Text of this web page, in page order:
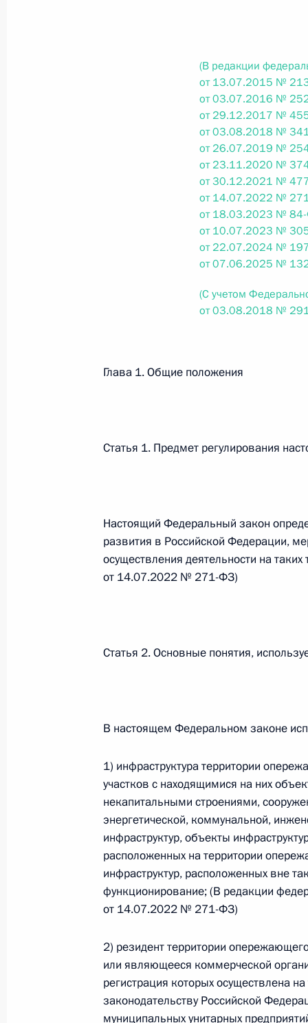
О внесении изменений в статьи 85 и 102
кодекса Российской Федерации
Федеральный закон от
О внесении изменений в Трудовой
О внесении изменений в Федеральный
26 июля 2026 года
Федеральный закон от
О внесении изменений в Уголовный
процессуального кодекса Российской
26 июля 2026 года
Федеральный закон от
О внесении изменения в статью 10
26 июля 2026 года
Федеральный закон от
О ратификации Соглашения между
по вопросам внутренних дел и миграции
26 июля 2026 года
(В редакции
от 13.07.2015 №
от 03.07.2016 №
от 29.12.2017 №
от 03.08.2018 №
от 26.07.2019 №
от 23.11.2020 №
от 30.12.2021 №
от 14.07.2022 №
от 18.03.2023 №
от 10.07.2023 №
от 22.07.2024 №
от 07.06.2025 №
(С учетом
от 03.08.2018 №
Глава 1. Общие положения
Статья 1. Предмет регулирования
Настоящий Федеральный закон
развития в Российской Федерации,
осуществления деятельности на
от 14.07.2022 № 271-ФЗ)
Статья 2. Основные понятия,
В настоящем Федеральном законе
1) инфраструктура территории
участков с находящимися на них
некапитальными строениями,
энергетической, коммунальной,
инфраструктур, объекты
расположенных на территории
инфраструктур, расположенных вне
функционирование; (В редакции
от 14.07.2022 № 271-ФЗ)
2) резидент территории
или являющееся коммерческой
регистрация которых осуществлена
законодательству Российской
муниципальных унитарных